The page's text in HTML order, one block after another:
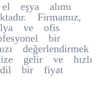
eşya alımı
Firmamız,
ve ofis
bir
değerlendirmek
gelir ve hızlı
bir fiyat